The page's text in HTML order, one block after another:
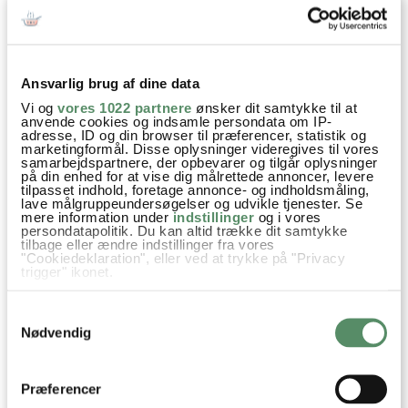
Ansvarlig brug af dine data
Vi og vores 1022 partnere ønsker dit samtykke til at
anvende cookies og indsamle persondata om IP-
adresse, ID og din browser til præferencer, statistik og
marketingformål. Disse oplysninger videregives til vores
samarbejdspartnere, der opbevarer og tilgår oplysninger
på din enhed for at vise dig målrettede annoncer, levere
tilpasset indhold, foretage annonce- og indholdsmåling,
lave målgruppeundersøgelser og udvikle tjenester. Se
mere information under indstillinger og i vores
persondatapolitik. Du kan altid trække dit samtykke
tilbage eller ændre indstillinger fra vores
"Cookiedeklaration", eller ved at trykke på "Privacy
trigger" ikonet.
Indsamle præcise oplysninger om din placering,
der kan være nøjagtig inden for få meter
Identificere din enhed baseret på en scanning af
Nødvendig
Præferencer
til to, hvis I er fire ;) Blandt tilbehøret var en ualmindelig
lækker pistaciecreme, som jeg snart må gøre efter
Hvordan med byferie og børn … hvad synes de om
instagram.